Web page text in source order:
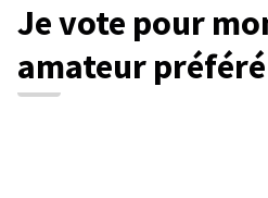
Je vote pour
amateur préféré